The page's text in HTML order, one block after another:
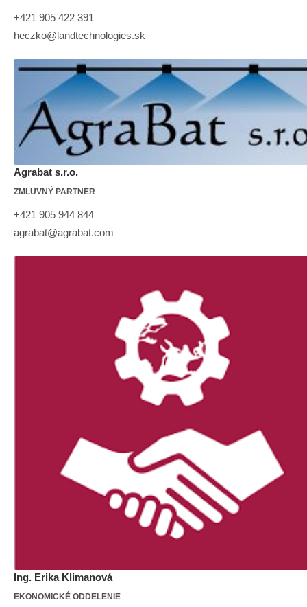
+421 905 422 391
heczko@landtechnologies.sk
Agrabat s.r.o.
ZMLUVNÝ PARTNER
+421 905 944 844
agrabat@agrabat.com
Ing. Erika Klimanová
EKONOMICKÉ ODDELENIE